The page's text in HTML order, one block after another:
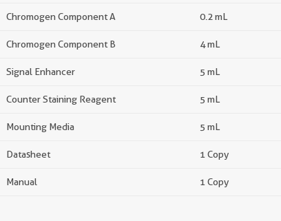
Chromogen Component A 0.2 mL
Chromogen Component B 4 mL
Signal Enhancer 5 mL
Counter Staining Reagent 5 mL
Mounting Media 5 mL
Datasheet 1 Copy
Manual 1 Copy